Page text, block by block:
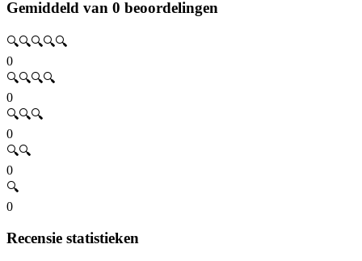
Gemiddeld van 0 beoordelingen
🔍🔍🔍🔍🔍
0
🔍🔍🔍🔍
0
🔍🔍🔍
0
🔍🔍
0
🔍
0
Recensie statistieken